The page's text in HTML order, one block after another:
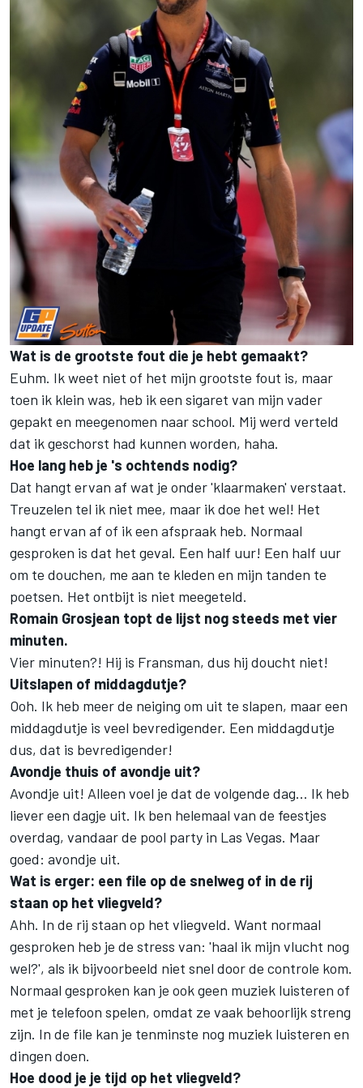
Wat is de grootste fout die je hebt gemaakt?
Euhm. Ik weet niet of het mijn grootste fout is, maar
toen ik klein was, heb ik een sigaret van mijn vader
gepakt en meegenomen naar school. Mij werd verteld
dat ik geschorst had kunnen worden, haha.
Hoe lang heb je 's ochtends nodig?
Dat hangt ervan af wat je onder 'klaarmaken' verstaat.
Treuzelen tel ik niet mee, maar ik doe het wel! Het
hangt ervan af of ik een afspraak heb. Normaal
gesproken is dat het geval. Een half uur! Een half uur
om te douchen, me aan te kleden en mijn tanden te
poetsen. Het ontbijt is niet meegeteld.
Romain Grosjean topt de lijst nog steeds met vier
minuten.
Vier minuten?! Hij is Fransman, dus hij doucht niet!
Uitslapen of middagdutje?
Ooh. Ik heb meer de neiging om uit te slapen, maar een
middagdutje is veel bevredigender. Een middagdutje
dus, dat is bevredigender!
Avondje thuis of avondje uit?
Avondje uit! Alleen voel je dat de volgende dag… Ik heb
liever een dagje uit. Ik ben helemaal van de feestjes
overdag, vandaar de pool party in Las Vegas. Maar
goed: avondje uit.
Wat is erger: een file op de snelweg of in de rij
staan op het vliegveld?
Ahh. In de rij staan op het vliegveld. Want normaal
gesproken heb je de stress van: 'haal ik mijn vlucht nog
wel?', als ik bijvoorbeeld niet snel door de controle kom.
Normaal gesproken kan je ook geen muziek luisteren of
met je telefoon spelen, omdat ze vaak behoorlijk streng
zijn. In de file kan je tenminste nog muziek luisteren en
dingen doen.
Hoe dood je je tijd op het vliegveld?